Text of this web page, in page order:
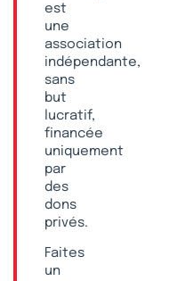
est
une
association
indépendante,
sans
but
lucratif,
financée
uniquement
par
des
dons
privés.
Faites
un